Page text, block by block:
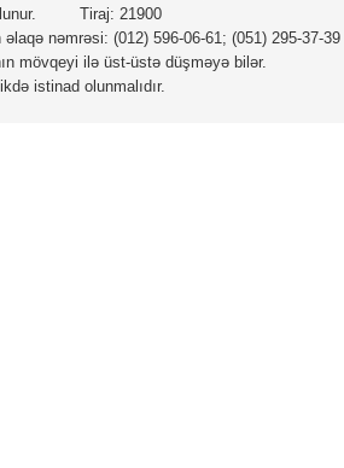
olunur. Tiraj: 21900
nəmrəsi: (012) 596-06-61; (051) 295-37-39
mövqeyi ilə üst-üstə düşməyə bilər.
istinad olunmalıdır.